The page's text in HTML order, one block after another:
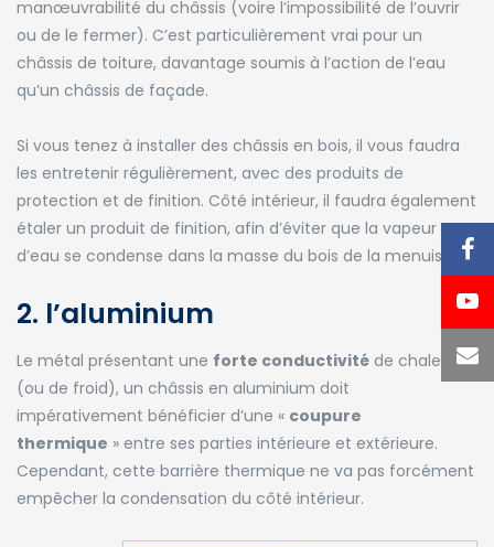
manœuvrabilité du châssis (voire l’impossibilité de l’ouvrir
ou de le fermer). C’est particulièrement vrai pour un
châssis de toiture, davantage soumis à l’action de l’eau
qu’un châssis de façade.
Si vous tenez à installer des châssis en bois, il vous faudra
les entretenir régulièrement, avec des produits de
protection et de finition. Côté intérieur, il faudra également
étaler un produit de finition, afin d’éviter que la vapeur
d’eau se condense dans la masse du bois de la menuiserie.
2. l’aluminium
Le métal présentant une forte conductivité de chaleur
(ou de froid), un châssis en aluminium doit
impérativement bénéficier d’une « coupure
thermique » entre ses parties intérieure et extérieure.
Cependant, cette barrière thermique ne va pas forcément
empêcher la condensation du côté intérieur.